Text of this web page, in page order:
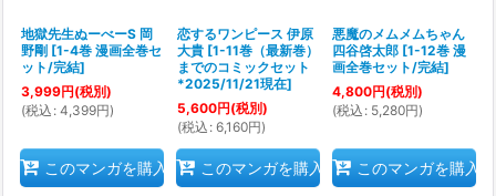
地獄先生ぬーべーS 岡
野剛 [1-4巻 漫画全巻セ
ット/完結]
3,999円(税別)
(税込 : 4,399円)
このマンガを購入
恋するワンピース 伊原
大貴 [1-11巻（最新巻）
までのコミックセット
*2025/11/21現在]
5,600円(税別)
(税込 : 6,160円)
このマンガを購入
悪魔のメムメムちゃん
四谷啓太郎 [1-12巻 漫
画全巻セット/完結]
4,800円(税別)
(税込 : 5,280円)
このマンガを購入